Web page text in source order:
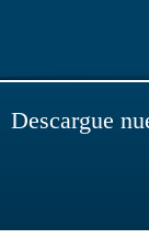
Descargue